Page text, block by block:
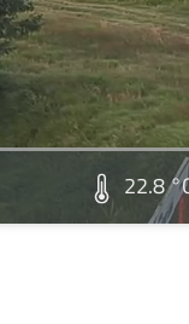
22.8